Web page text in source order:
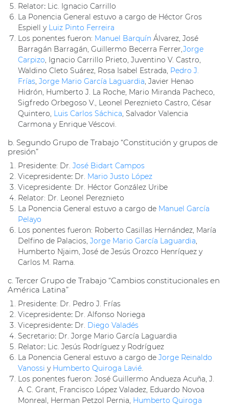
Relator: Lic. Ignacio Carrillo
La Ponencia General estuvo a cargo de Héctor Gros
Espiell y Luiz Pinto Ferreira
Los ponentes fueron: Manuel Barquín Álvarez, José
Barragán Barragán, Guillermo Becerra Ferrer,Jorge
Carpizo, Ignacio Carrillo Prieto, Juventino V. Castro,
Waldino Cleto Suárez, Rosa Isabel Estrada, Pedro J.
Frías, Jorge Mario García Laguardia, Javier Henao
Hidrón, Humberto J. La Roche, Mario Miranda Pacheco,
Sigfredo Orbegoso V., Leonel Pereznieto Castro, César
Quintero, Luis Carlos Sáchica, Salvador Valencia
Carmona y Enrique Véscovi.
b. Segundo Grupo de Trabajo “Constitución y grupos de
presión”
Presidente: Dr. José Bidart Campos
Vicepresidente: Dr. Mario Justo López
Vicepresidente: Dr. Héctor González Uribe
Relator: Dr. Leonel Pereznieto
La Ponencia General estuvo a cargo de Manuel García
Pelayo
Los ponentes fueron: Roberto Casillas Hernández, María
Delfino de Palacios, Jorge Mario García Laguardia,
Humberto Njaim, José de Jesús Orozco Henríquez y
Carlos M. Rama.
c. Tercer Grupo de Trabajo “Cambios constitucionales en
América Latina”
Presidente: Dr. Pedro J. Frías
Vicepresidente: Dr. Alfonso Noriega
Vicepresidente: Dr. Diego Valadés
Secretario: Dr. Jorge Mario García Laguardia
Relator: Lic. Jesús Rodríguez y Rodríguez
La Ponencia General estuvo a cargo de Jorge Reinaldo
Vanossi y Humberto Quiroga Lavié.
Los ponentes fueron: José Guillermo Andueza Acuña, J.
A. C. Grant, Francisco López Valadez, Eduardo Novoa
Monreal, Herman Petzol Pernia, Humberto Quiroga